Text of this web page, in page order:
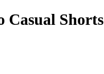
Casual Shorts